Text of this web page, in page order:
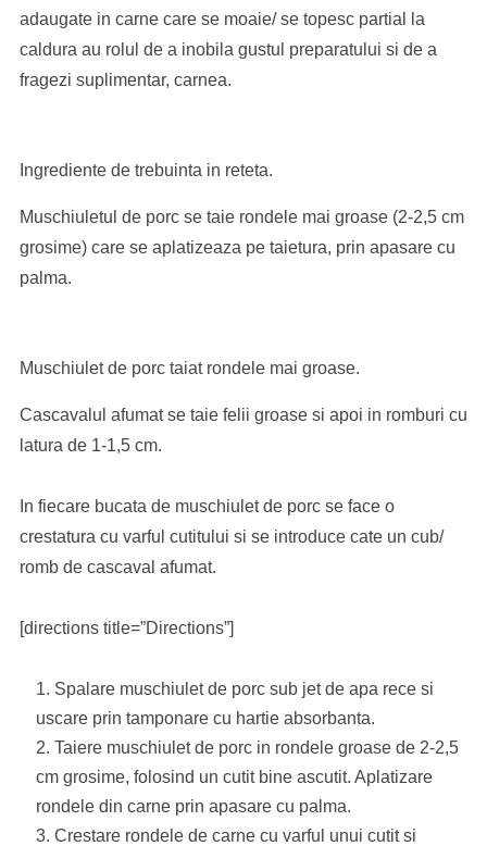
adaugate in carne care se moaie/ se topesc partial la
caldura au rolul de a inobila gustul preparatului si de a
fragezi suplimentar, carnea.
Ingrediente de trebuinta in reteta.
Muschiuletul de porc se taie rondele mai groase (2-2,5 cm
grosime) care se aplatizeaza pe taietura, prin apasare cu
palma.
Muschiulet de porc taiat rondele mai groase.
Cascavalul afumat se taie felii groase si apoi in romburi cu
latura de 1-1,5 cm.
In fiecare bucata de muschiulet de porc se face o
crestatura cu varful cutitului si se introduce cate un cub/
romb de cascaval afumat.
[directions title=”Directions”]
Spalare muschiulet de porc sub jet de apa rece si
uscare prin tamponare cu hartie absorbanta.
Taiere muschiulet de porc in rondele groase de 2-2,5
cm grosime, folosind un cutit bine ascutit. Aplatizare
rondele din carne prin apasare cu palma.
Crestare rondele de carne cu varful unui cutit si